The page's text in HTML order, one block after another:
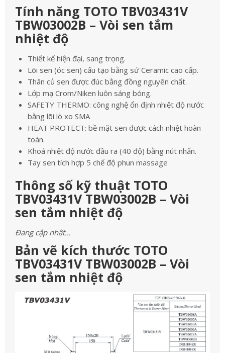
Tính năng TOTO TBV03431V
TBW03002B – Vòi sen tắm
nhiệt độ
Thiết kế hiện đại, sang trọng.
Lõi sen (óc sen) cấu tạo bằng sứ Ceramic cao cấp.
Thân củ sen được đúc bằng đồng nguyên chất.
Lớp mạ Crom/Niken luôn sáng bóng.
SAFETY THERMO: công nghệ ổn định nhiệt độ nước
bằng lõi lò xo SMA
HEAT PROTECT: bề mặt sen được cách nhiệt hoàn
toàn.
Khoá nhiệt độ nước đầu ra (40 độ) bằng nút nhấn.
Tay sen tích hợp 5 chế độ phun massage
Thông số kỹ thuật TOTO
TBV03431V TBW03002B – Vòi
sen tắm nhiệt độ
Đang cập nhật…
Bản vẽ kích thước TOTO
TBV03431V TBW03002B – Vòi
sen tắm nhiệt độ